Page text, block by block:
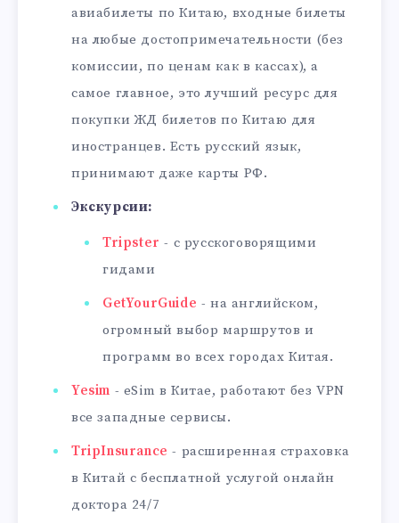
авиабилеты по Китаю, входные билеты
на любые достопримечательности (без
комиссии, по ценам как в кассах), а
самое главное, это лучший ресурс для
покупки ЖД билетов по Китаю для
иностранцев. Есть русский язык,
принимают даже карты РФ.
Экскурсии:
Tripster - с русскоговорящими
гидами
GetYourGuide - на английском,
огромный выбор маршрутов и
программ во всех городах Китая.
Yesim - eSim в Китае, работают без VPN
все западные сервисы.
TripInsurance - расширенная страховка
в Китай с бесплатной услугой онлайн
доктора 24/7